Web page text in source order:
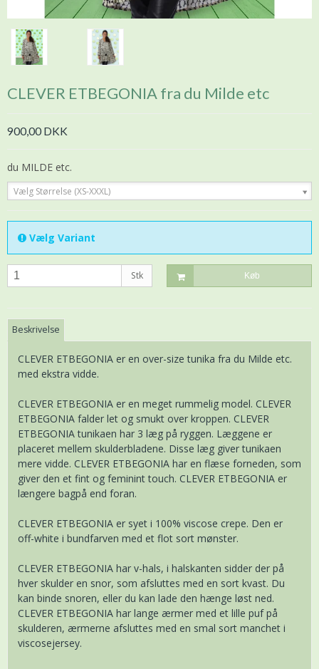
CLEVER ETBEGONIA fra du Milde etc
900,00 DKK
du MILDE etc.
Vælg Størrelse (XS-XXXL)
Vælg Variant
Stk Køb
Beskrivelse
CLEVER ETBEGONIA er en over-size tunika fra du Milde etc.
med ekstra vidde.
CLEVER ETBEGONIA er en meget rummelig model. CLEVER
ETBEGONIA falder let og smukt over kroppen. CLEVER
ETBEGONIA tunikaen har 3 læg på ryggen. Læggene er
placeret mellem skulderbladene. Disse læg giver tunikaen
mere vidde. CLEVER ETBEGONIA har en flæse forneden, som
giver den et fint og feminint touch. CLEVER ETBEGONIA er
længere bagpå end foran.
CLEVER ETBEGONIA er syet i 100% viscose crepe. Den er
off-white i bundfarven med et flot sort mønster.
CLEVER ETBEGONIA har v-hals, i halskanten sidder der på
hver skulder en snor, som afsluttes med en sort kvast. Du
kan binde snoren, eller du kan lade den hænge løst ned.
CLEVER ETBEGONIA har lange ærmer med et lille puf på
skulderen, ærmerne afsluttes med en smal sort manchet i
viscosejersey.